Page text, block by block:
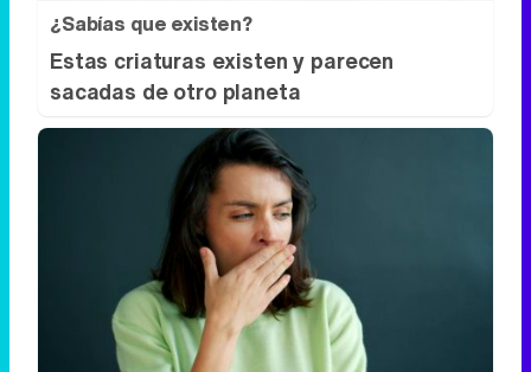
¿Sabías que existen?
Estas criaturas existen y parecen
sacadas de otro planeta